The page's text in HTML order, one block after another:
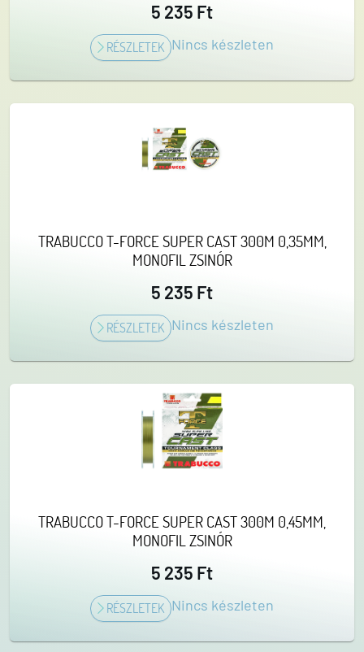
5 235 Ft
RÉSZLETEK Nincs készleten
TRABUCCO T-FORCE SUPER CAST 300M 0,35MM,
MONOFIL ZSINÓR
5 235 Ft
RÉSZLETEK Nincs készleten
TRABUCCO T-FORCE SUPER CAST 300M 0,45MM,
MONOFIL ZSINÓR
5 235 Ft
RÉSZLETEK Nincs készleten